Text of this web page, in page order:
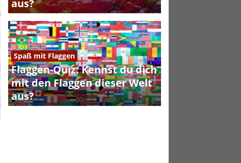
aus?
Spaß mit Flaggen
Flaggen-Quiz: Kennst du dich
mit den Flaggen dieser Welt
aus?